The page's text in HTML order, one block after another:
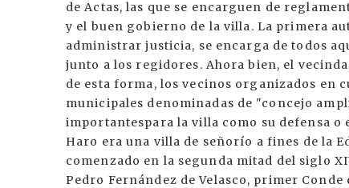
de Actas, las que se encarguen de
y el buen gobierno de la villa. La primera
administrar justicia, se encarga de todos
junto a los regidores. Ahora bien, el
de esta forma, los vecinos organizados en
municipales denominadas de "concejo
importantespara la villa como su defensa o
Haro era una villa de señorío a fines de la
comenzado en la segunda mitad del siglo
Pedro Fernández de Velasco, primer